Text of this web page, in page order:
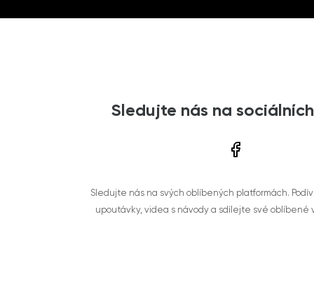
Sledujte nás na
Sledujte nás na svých oblíbených platformách.
upoutávky, videa s návody a sdílejte své oblíbené